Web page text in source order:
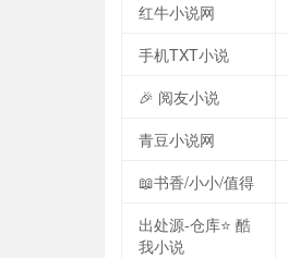
红牛小说网
手机TXT小说
🎉 阅友小说
青豆小说网
📖书香/小小/值得
出处源-仓库⭐ 酷
我小说